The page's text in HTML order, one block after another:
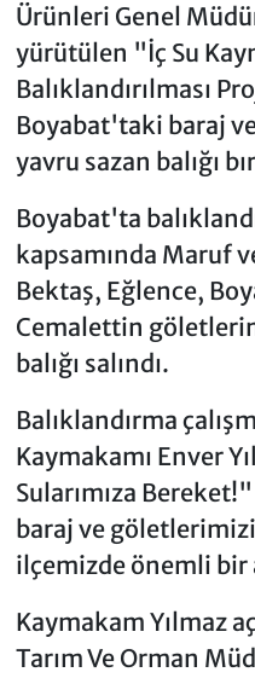
Ürünleri Genel
yürütülen "İç Su
Balıklandırılması
Boyabat'taki baraj
yavru sazan balığı
Boyabat'ta
kapsamında Maruf
Bektaş, Eğlence,
Cemalettin
balığı salındı.
Balıklandırma
Kaymakamı Enver
Sularımıza
baraj ve
ilçemizde önemli bir
Kaymakam Yılmaz
Tarım Ve Orman